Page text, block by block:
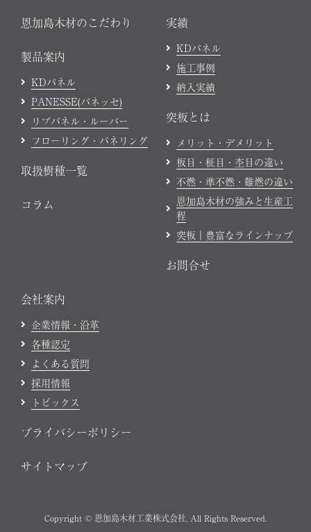
恩加島木材のこだわり
製品案内
KDパネル
PANESSE(パネッセ)
リブパネル・ルーバー
フローリング・パネリング
取扱樹種一覧
コラム
実績
KDパネル
施工事例
納入実績
突板とは
メリット・デメリット
板目・柾目・杢目の違い
不燃・準不燃・難燃の違い
恩加島木材の強みと生産工
程
突板｜豊富なラインナップ
お問合せ
会社案内
企業情報・沿革
各種認定
よくある質問
採用情報
トピックス
プライバシーポリシー
サイトマップ
Copyright © 恩加島木材工業株式会社, All Rights Reserved.